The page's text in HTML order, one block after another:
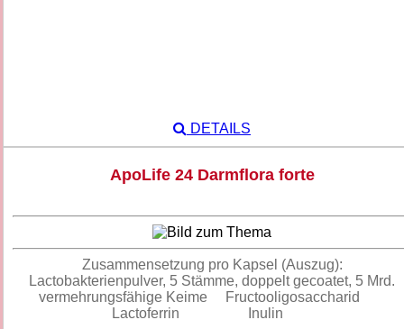
DETAILS
ApoLife 24 Darmflora forte
Zusammensetzung pro Kapsel (Auszug):
Lactobakterienpulver, 5 Stämme, doppelt gecoatet, 5 Mrd.
vermehrungsfähige Keime Fructooligosaccharid
Lactoferrin Inulin